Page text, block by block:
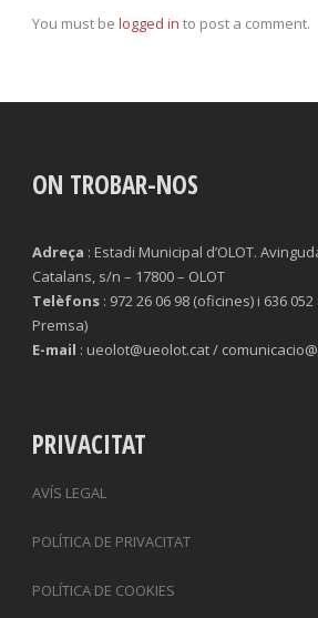
You must be logged in to post a comment.
ON TROBAR-NOS
Adreça : Estadi Municipal d’OLOT.
Catalans, s/n – 17800 – OLOT
Telèfons : 972 26 06 98 (oficines) i 636
Premsa)
E-mail : ueolot@ueolot.cat /
PRIVACITAT
AVÍS LEGAL
POLÍTICA DE PRIVACITAT
POLÍTICA DE COOKIES